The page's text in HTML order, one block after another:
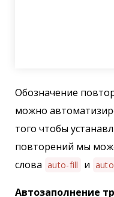
Обозначение
можно
того чтобы
повторений мы
слова auto-fill и
Автозаполнение